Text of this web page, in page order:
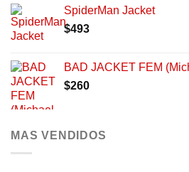
SpiderMan Jacket
$493
BAD JACKET FEM
$260
MAS VENDIDOS